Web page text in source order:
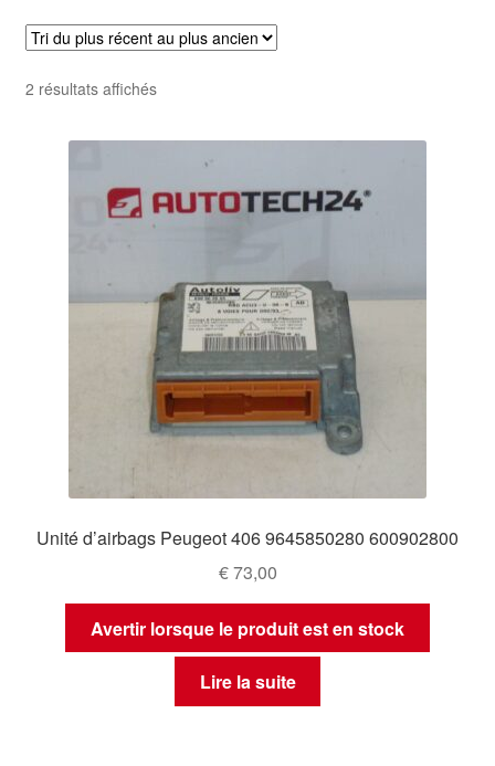
2 résultats affichésTrié
plus
plus
ancien
Unité d’airbags Peugeot 406 9645850280 600902800
€73,00
Avertir lorsque le produit est en stock
Lire la suite